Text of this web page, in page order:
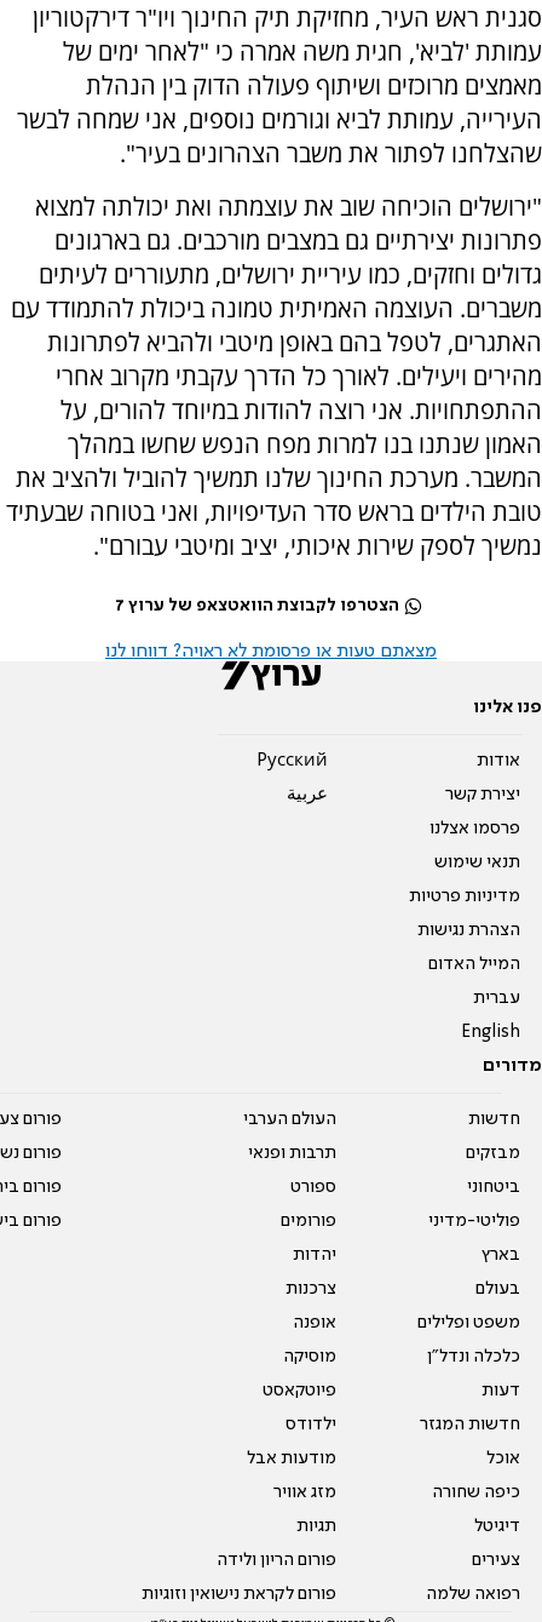
סגנית ראש העיר, מחזיקת תיק החינוך ויו"ר דירקטוריון
עמותת 'לביא', חגית משה אמרה כי "לאחר ימים של
מאמצים מרוכזים ושיתוף פעולה הדוק בין הנהלת
העירייה, עמותת לביא וגורמים נוספים, אני שמחה לבשר
שהצלחנו לפתור את משבר הצהרונים בעיר".
"ירושלים הוכיחה שוב את עוצמתה ואת יכולתה למצוא
פתרונות יצירתיים גם במצבים מורכבים. גם בארגונים
גדולים וחזקים, כמו עיריית ירושלים, מתעוררים לעיתים
משברים. העוצמה האמיתית טמונה ביכולת להתמודד עם
האתגרים, לטפל בהם באופן מיטבי ולהביא לפתרונות
מהירים ויעילים. לאורך כל הדרך עקבתי מקרוב אחרי
ההתפתחויות. אני רוצה להודות במיוחד להורים, על
האמון שנתנו בנו למרות מפח הנפש שחשו במהלך
המשבר. מערכת החינוך שלנו תמשיך להוביל ולהציב את
טובת הילדים בראש סדר העדיפויות, ואני בטוחה שבעתיד
נמשיך לספק שירות איכותי, יציב ומיטבי עבורם".
הצטרפו לקבוצת הוואטצאפ של ערוץ 7
מצאתם טעות או פרסומת לא ראויה? דווחו לנו
פנו אלינו
אודות
יצירת קשר
פרסמו אצלנו
תנאי שימוש
מדיניות פרטיות
הצהרת נגישות
המייל האדום
עברית
English
Pусский
عربية
מדורים
חדשות
מבזקים
ביטחוני
פוליטי-מדיני
בארץ
בעולם
משפט ופלילים
כלכלה ונדל"ן
דעות
חדשות המגזר
אוכל
כיפה שחורה
דיגיטל
צעירים
רפואה שלמה
העולם הערבי
תרבות ופנאי
ספורט
פורומים
יהדות
צרכנות
אופנה
מוסיקה
פיוטקאסט
ילדודס
מודעות אבל
מזג אוויר
תגיות
פורום הריון ולידה
פורום לקראת נישואין וזוגיות
פורום
פורום
פורום
פורום